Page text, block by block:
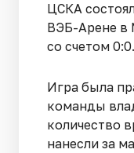
ЦСКА
ВЭБ-Арене в
со счетом 0:0.
Игра была
команды
количество
нанесли за